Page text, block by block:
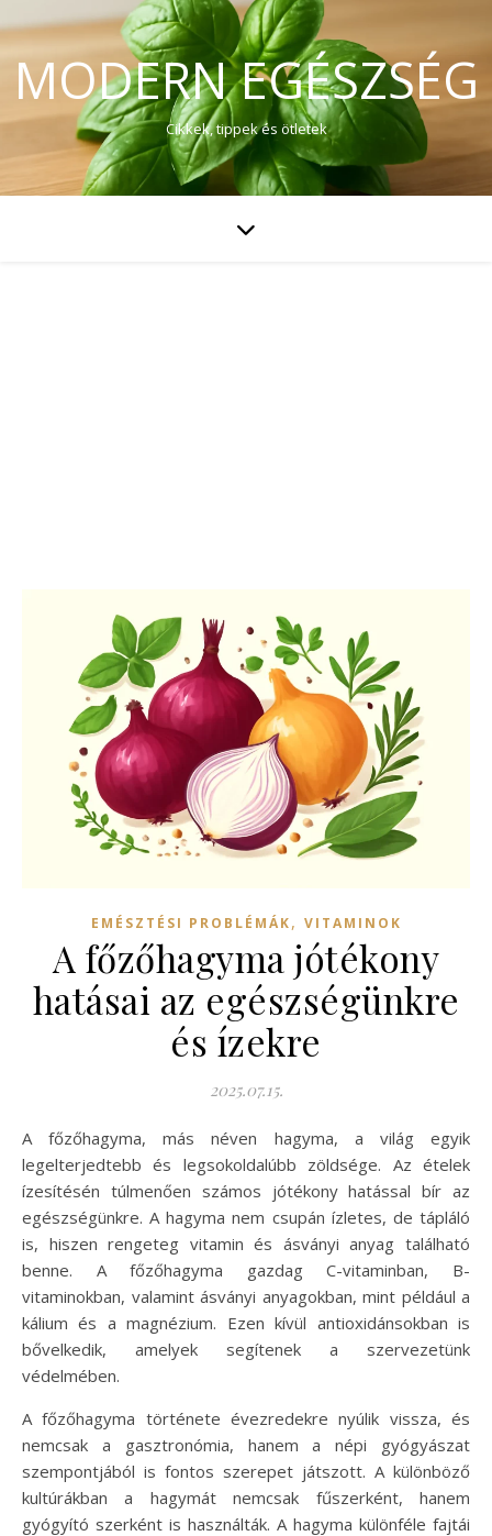
MODERN EGÉSZSÉG
Cikkek, tippek és ötletek
EMÉSZTÉSI PROBLÉMÁK, VITAMINOK
A főzőhagyma jótékony
hatásai az egészségünkre
és ízekre
2025.07.15.
A főzőhagyma, más néven hagyma, a világ egyik
legelterjedtebb és legsokoldalúbb zöldsége. Az ételek
ízesítésén túlmenően számos jótékony hatással bír az
egészségünkre. A hagyma nem csupán ízletes, de tápláló
is, hiszen rengeteg vitamin és ásványi anyag található
benne. A főzőhagyma gazdag C-vitaminban, B-
vitaminokban, valamint ásványi anyagokban, mint például a
kálium és a magnézium. Ezen kívül antioxidánsokban is
bővelkedik, amelyek segítenek a szervezetünk
védelmében.
A főzőhagyma története évezredekre nyúlik vissza, és
nemcsak a gasztronómia, hanem a népi gyógyászat
szempontjából is fontos szerepet játszott. A különböző
kultúrákban a hagymát nemcsak fűszerként, hanem
gyógyító szerként is használták. A hagyma különféle fajtái